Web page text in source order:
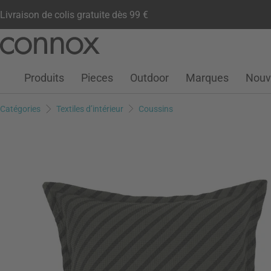
Livraison de colis gratuite dès 99 €
contenu
Compte clientListe de souhaits
Warenkorb
Produits Pieces Outdoor Marques
Catégories Textiles d’intérieur Coussins